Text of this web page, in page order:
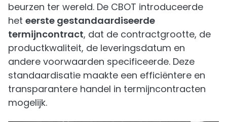
beurzen ter wereld. De CBOT introduceerde
het eerste gestandaardiseerde
termijncontract, dat de contractgrootte, de
productkwaliteit, de leveringsdatum en
andere voorwaarden specificeerde. Deze
standaardisatie maakte een efficiëntere en
transparantere handel in termijncontracten
mogelijk.